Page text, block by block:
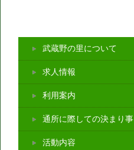
武蔵野の里について
求人情報
利用案内
通所に際しての決まり事
活動内容